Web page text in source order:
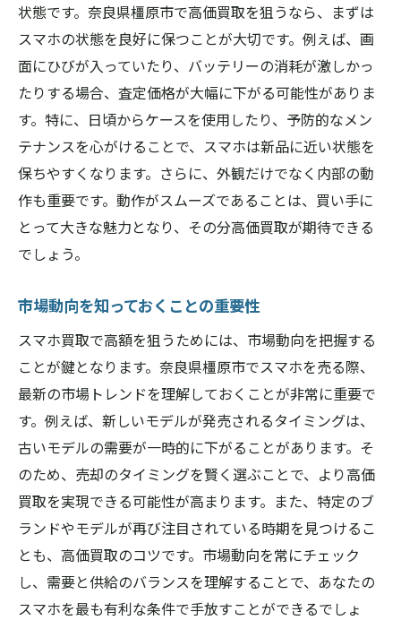
地域特有の買取傾向を理解する
買取プロセスを有利に進めるためのツール
状態です。奈良県橿原市で高価買取を狙うなら、まずは
スマホの状態を良好に保つことが大切です。例えば、画
面にひびが入っていたり、バッテリーの消耗が激しかっ
たりする場合、査定価格が大幅に下がる可能性がありま
す。特に、日頃からケースを使用したり、予防的なメン
テナンスを心がけることで、スマホは新品に近い状態を
保ちやすくなります。さらに、外観だけでなく内部の動
作も重要です。動作がスムーズであることは、買い手に
とって大きな魅力となり、その分高価買取が期待できる
でしょう。
市場動向を知っておくことの重要性
スマホ買取で高額を狙うためには、市場動向を把握する
ことが鍵となります。奈良県橿原市でスマホを売る際、
最新の市場トレンドを理解しておくことが非常に重要で
す。例えば、新しいモデルが発売されるタイミングは、
古いモデルの需要が一時的に下がることがあります。そ
のため、売却のタイミングを賢く選ぶことで、より高価
買取を実現できる可能性が高まります。また、特定のブ
ランドやモデルが再び注目されている時期を見つけるこ
とも、高価買取のコツです。市場動向を常にチェック
し、需要と供給のバランスを理解することで、あなたの
スマホを最も有利な条件で手放すことができるでしょ